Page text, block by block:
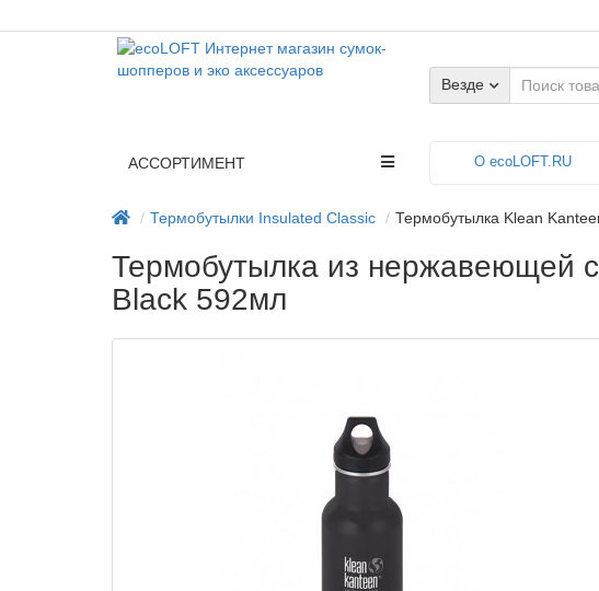
Везде
О ecoLOFT.RU
АССОРТИМЕНТ
Термобутылки Insulated Classic Термобутылка Klean
Термобутылка из нержавеющей
Black 592мл